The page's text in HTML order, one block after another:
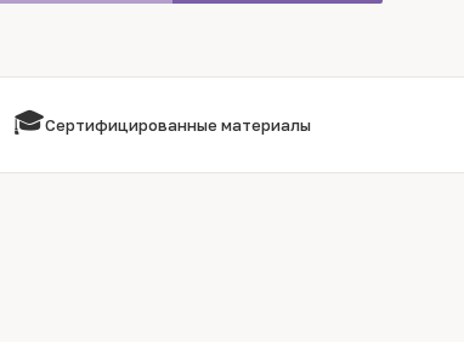
🎓Сертифицированные материалы